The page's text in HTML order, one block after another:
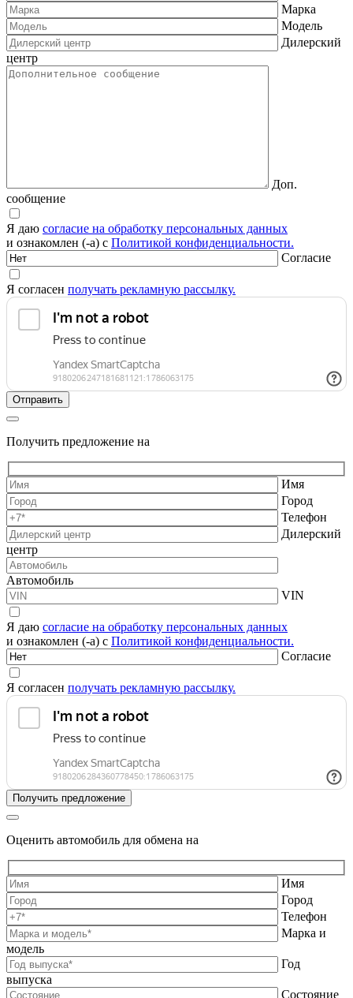
Марка
Модель
Дилерский
центр
Доп.
сообщение
Я даю согласие на обработку персональных данных
и ознакомлен (-а) с Политикой конфиденциальности.
Согласие
Я согласен получать рекламную рассылку.
Получить предложение на
Имя
Город
Телефон
Дилерский
центр
Автомобиль
VIN
Я даю согласие на обработку персональных данных
и ознакомлен (-а) с Политикой конфиденциальности.
Согласие
Я согласен получать рекламную рассылку.
Оценить автомобиль для обмена на
Имя
Город
Телефон
Марка и
модель
Год
выпуска
Состояние